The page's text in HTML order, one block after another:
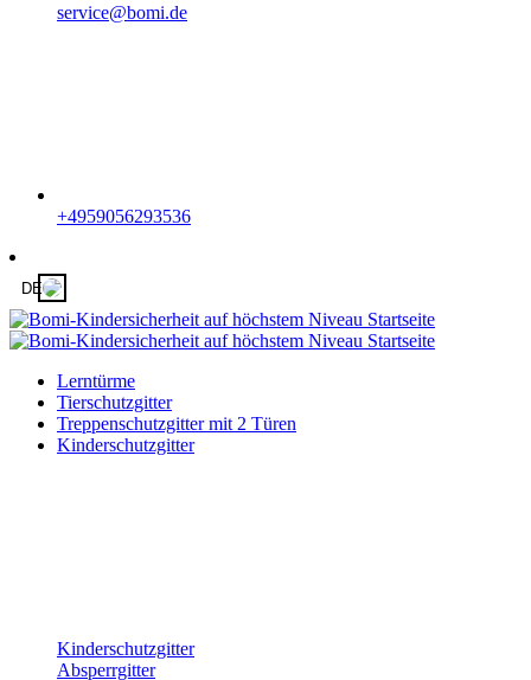
service@bomi.de
+4959056293536
DE
Lerntürme
Tierschutzgitter
Treppenschutzgitter mit 2 Türen
Kinderschutzgitter
Kinderschutzgitter
Absperrgitter